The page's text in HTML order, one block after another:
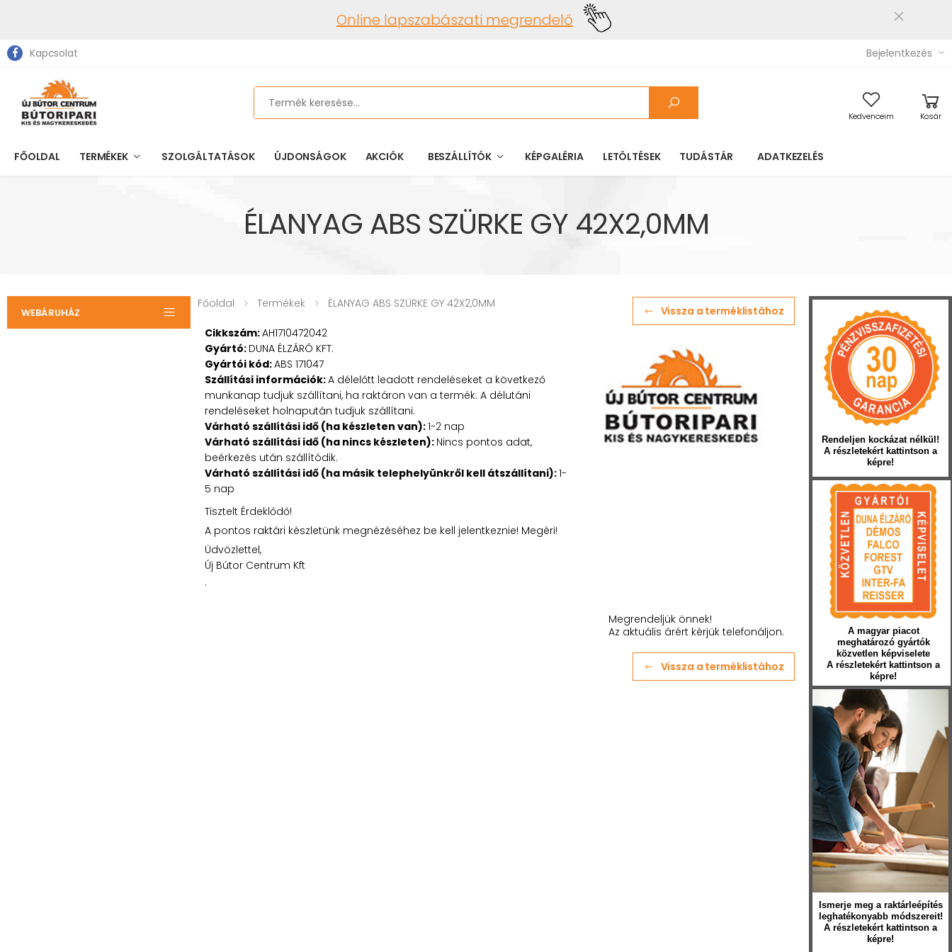
Online lapszabászati megrendelő
Kapcsolat Bejelentkezés
Search
Kedvenceim Kosár
FŐOLDAL TERMÉKEK SZOLGÁLTATÁSOK ÚJDONSÁGOK AKCIÓK BESZÁLLÍTÓK KÉPGALÉRIA LETÖLTÉSEK TUDÁSTÁR ADATKEZELÉS
ÉLANYAG ABS SZÜRKE GY 42X2,0MM
WEBÁRUHÁZ
Főoldal Termékek ÉLANYAG ABS SZÜRKE GY 42X2,0MM
Vissza a terméklistához
Cikkszám:AH1710472042
Gyártó: DUNA ÉLZÁRÓ KFT.
Gyártói kód:ABS 171047
Szállítási információk:A délelőtt leadott rendeléseket a következő
munkanap tudjuk szállítani, ha raktáron van a termék. A délutáni
rendeléseket holnapután tudjuk szállítani.
Várható szállítási idő (ha készleten van):1-2 nap
Várható szállítási idő (ha nincs készleten): Nincs pontos adat,
beérkezés után szállítódik.
Várható szállítási idő (ha másik telephelyünkről kell átszállítani):1-
5 nap
Tisztelt Érdeklődő!
A pontos raktári készletünk megnézéséhez be kell jelentkeznie! Megéri!
Üdvözlettel,
Új Bútor Centrum Kft
.
Megrendeljük önnek!
Az aktuális árért kérjük telefonáljon.
Vissza a terméklistához
Rendeljen kockázat nélkül!
A részletekért kattintson a
képre!
A magyar piacot
meghatározó gyártók
közvetlen képviselete
A részletekért kattintson a
képre!
Ismerje meg a raktárleépítés
leghatékonyabb módszereit!
A részletekért kattintson a
képre!